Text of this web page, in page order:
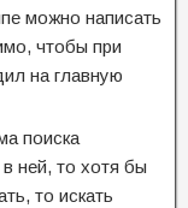
можно написать
чтобы при
на главную
поиска
ней, то хотя бы
то искать